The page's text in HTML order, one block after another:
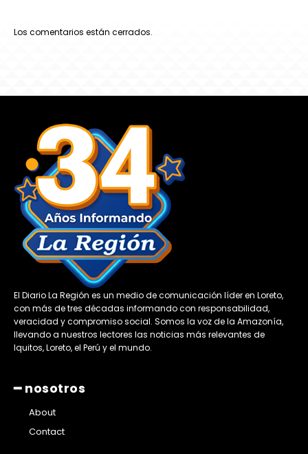
Los comentarios están cerrados.
El Diario La Región es un medio de comunicación líder en Loreto,
con más de tres décadas informando con responsabilidad,
veracidad y compromiso social. Somos la voz de la Amazonía,
llevando a nuestros lectores las noticias más relevantes de
Iquitos, Loreto, el Perú y el mundo.
━ nosotros
About
Contact